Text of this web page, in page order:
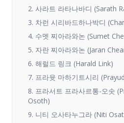
2. 사라트 라타나바디 (Sarath
3. 차런 시리바드하나박디
4. 수멧 찌아라와논 (Sumet
5. 자란 찌아라와논 (Jaran
6. 해럴드 링크 (Harald Link)
7. 프라윳 마하기트시리
8. 프라서트 프라사르통-오솟
Osoth)
9. 니티 오사타누그라 (Niti